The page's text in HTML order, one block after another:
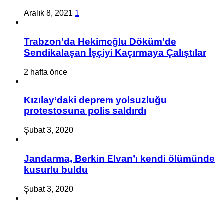
Aralık 8, 2021 1
Trabzon’da Hekimoğlu Döküm’de
Sendikalaşan İşçiyi Kaçırmaya Çalıştılar
2 hafta önce
Kızılay’daki deprem yolsuzluğu
protestosuna polis saldırdı
Şubat 3, 2020
Jandarma, Berkin Elvan’ı kendi ölümünde
kusurlu buldu
Şubat 3, 2020